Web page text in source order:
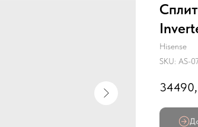
Hisense
SKU: AS-